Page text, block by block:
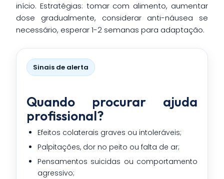
início. Estratégias: tomar com alimento, aumentar
dose gradualmente, considerar anti-náusea se
necessário, esperar 1-2 semanas para adaptação.
Sinais de alerta
Quando procurar ajuda
profissional?
Efeitos colaterais graves ou intoleráveis;
Palpitações, dor no peito ou falta de ar;
Pensamentos suicidas ou comportamento
agressivo;